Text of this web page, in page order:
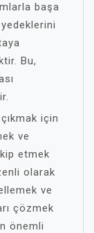
başa
Bu,
için
ve
etmek
olarak
ve
çözmek
önemli